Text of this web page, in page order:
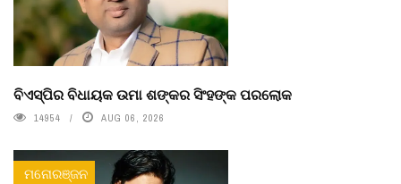
ବିଏସ୍‌ପିର ବିଧାୟକ ଉମା ଶଙ୍କର ସିଂହଙ୍କ ପରଲୋକ
14954 AUG 06, 2026
ମନୋରଞ୍ଜନ